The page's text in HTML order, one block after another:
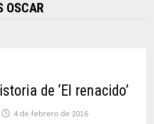
OSCAR
de ‘El renacido’
4 de febrero de 2016